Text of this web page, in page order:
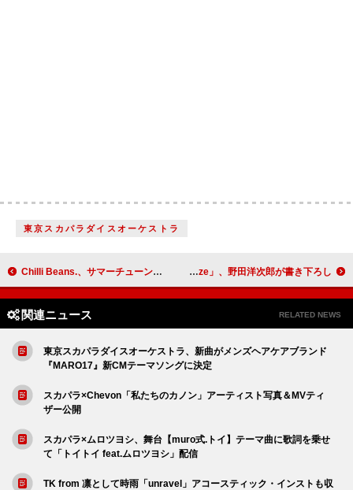
東京スカパラダイスオーケストラ
Chilli Beans.、サマーチューン「pineapple!」MVをグアムで撮影 SixTONESの新曲“青春エールソング”「Stargaze」、野田洋次郎が書き下ろし
関連ニュース RELATED NEWS
東京スカパラダイスオーケストラ、新曲がメンズヘアケアブランド
『MARO17』新CMテーマソングに決定
スカパラ×Chevon「私たちのカノン」アーティスト写真＆MVティ
ザー公開
スカパラ×ムロツヨシ、舞台【muro式.トイ】テーマ曲に歌詞を乗せ
て「トイトイ feat.ムロツヨシ」配信
TK from 凛として時雨「unravel」アコースティック・インストも収